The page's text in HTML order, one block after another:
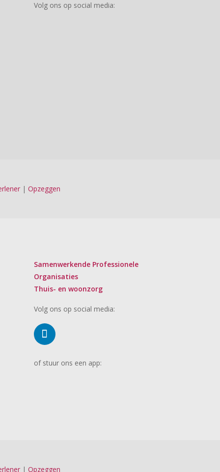
Volg ons op social media:
| Opzeggen
Samenwerkende Professionele
Organisaties
Thuis- en woonzorg
Volg ons op social media:
of stuur ons een app:
| Opzeggen